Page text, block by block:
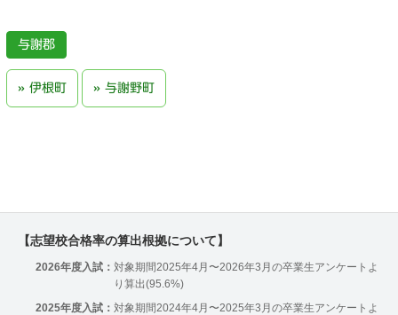
与謝郡
伊根町 与謝野町
【志望校合格率の算出根拠について】
2026年度入試： 対象期間2025年4月〜2026年3月の卒業生アンケートよ
り算出(95.6%)
2025年度入試： 対象期間2024年4月〜2025年3月の卒業生アンケートよ